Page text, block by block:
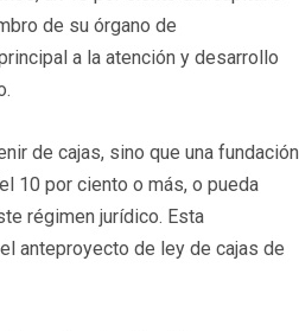
de su órgano de
a la atención y desarrollo
de cajas, sino que una fundación
10 por ciento o más, o pueda
régimen jurídico. Esta
anteproyecto de ley de cajas de